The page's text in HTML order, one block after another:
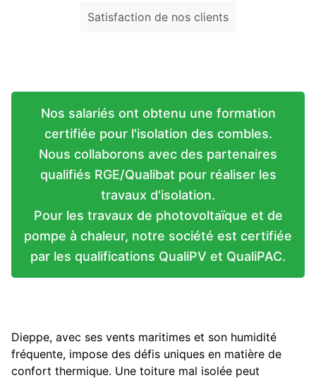
Satisfaction de nos clients
Nos salariés ont obtenu une formation
certifiée pour l'isolation des combles.
Nous collaborons avec des partenaires
qualifiés RGE/Qualibat pour réaliser les
travaux d'isolation.
Pour les travaux de photovoltaïque et de
pompe à chaleur, notre société est certifiée
par les qualifications QualiPV et QualiPAC.
Dieppe, avec ses vents maritimes et son humidité
fréquente, impose des défis uniques en matière de
confort thermique. Une toiture mal isolée peut